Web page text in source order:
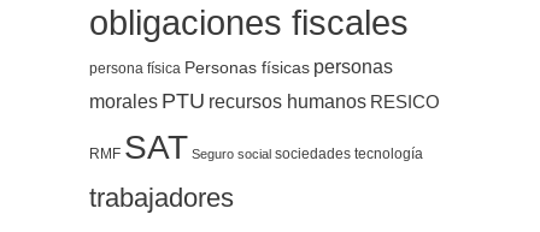
obligaciones fiscales
persona física Personas físicas personas
morales PTU recursos humanos RESICO
RMF SAT Seguro social sociedades tecnología
trabajadores